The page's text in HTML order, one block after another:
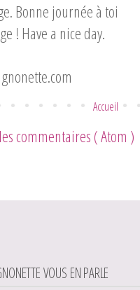
Bonne journée à toi
! Have a nice day.
Accueil
commentaires ( Atom )
VOUS EN PARLE